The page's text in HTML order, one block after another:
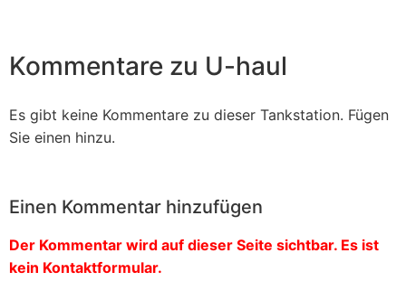
Kommentare zu U-haul
Es gibt keine Kommentare zu dieser Tankstation. Fügen
Sie einen hinzu.
Einen Kommentar hinzufügen
Der Kommentar wird auf dieser Seite sichtbar. Es ist
kein Kontaktformular.